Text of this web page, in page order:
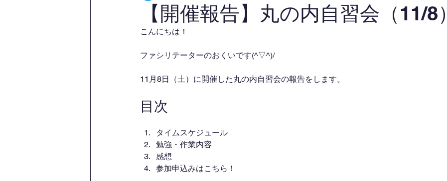
【開催報告】丸の内自習会（11/8）
こんにちは！
ファシリテーターのおくいです(^▽^)/
11月8日（土）に開催した丸の内自習会の報告をします。
目次
タイムスケジュール
勉強・作業内容
感想
参加申込みはこちら！